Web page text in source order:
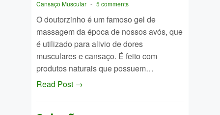
Cansaço Muscular - 5 comments
O doutorzinho é um famoso gel de
massagem da época de nossos avós, que
é utilizado para alivio de dores
musculares e cansaço. É feito com
produtos naturais que possuem…
Read Post →